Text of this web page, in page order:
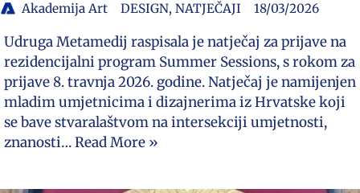
Akademija Art DESIGN, NATJEČAJI 18/03/2026
Udruga Metamedij raspisala je natječaj za prijave na
rezidencijalni program Summer Sessions, s rokom za
prijave 8. travnja 2026. godine. Natječaj je namijenjen
mladim umjetnicima i dizajnerima iz Hrvatske koji
se bave stvaralaštvom na intersekciji umjetnosti,
znanosti…Read More »